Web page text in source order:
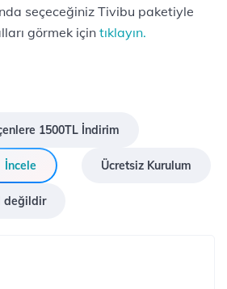
seçeceğiniz Tivibu paketiyle
görmek için tıklayın.
1500TL İndirim
İncele Ücretsiz Kurulum
değildir